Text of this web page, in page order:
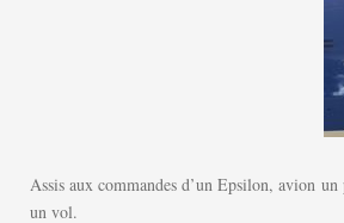
Assis aux commandes d’un Epsilon, avion
un vol.